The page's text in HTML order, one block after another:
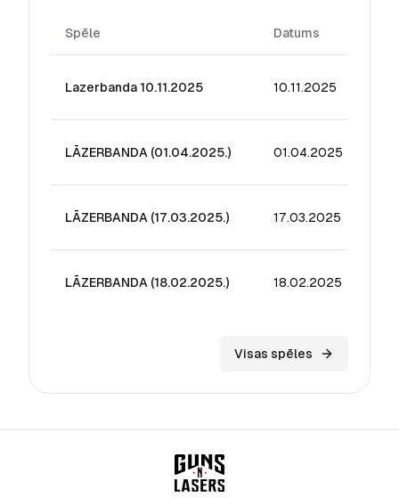
Spēle Datums
Lazerbanda 10.11.2025 10.11.2025
LĀZERBANDA (01.04.2025.) 01.04.2025
LĀZERBANDA (17.03.2025.) 17.03.2025
LĀZERBANDA (18.02.2025.) 18.02.2025
Visas spēles